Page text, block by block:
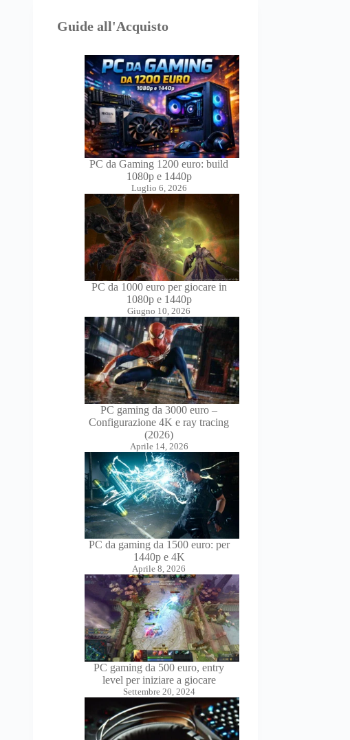
Guide all'Acquisto
PC da Gaming 1200 euro: build
1080p e 1440p
Luglio 6, 2026
PC da 1000 euro per giocare in
1080p e 1440p
Giugno 10, 2026
PC gaming da 3000 euro –
Configurazione 4K e ray tracing
(2026)
Aprile 14, 2026
PC da gaming da 1500 euro: per
1440p e 4K
Aprile 8, 2026
PC gaming da 500 euro, entry
level per iniziare a giocare
Settembre 20, 2024